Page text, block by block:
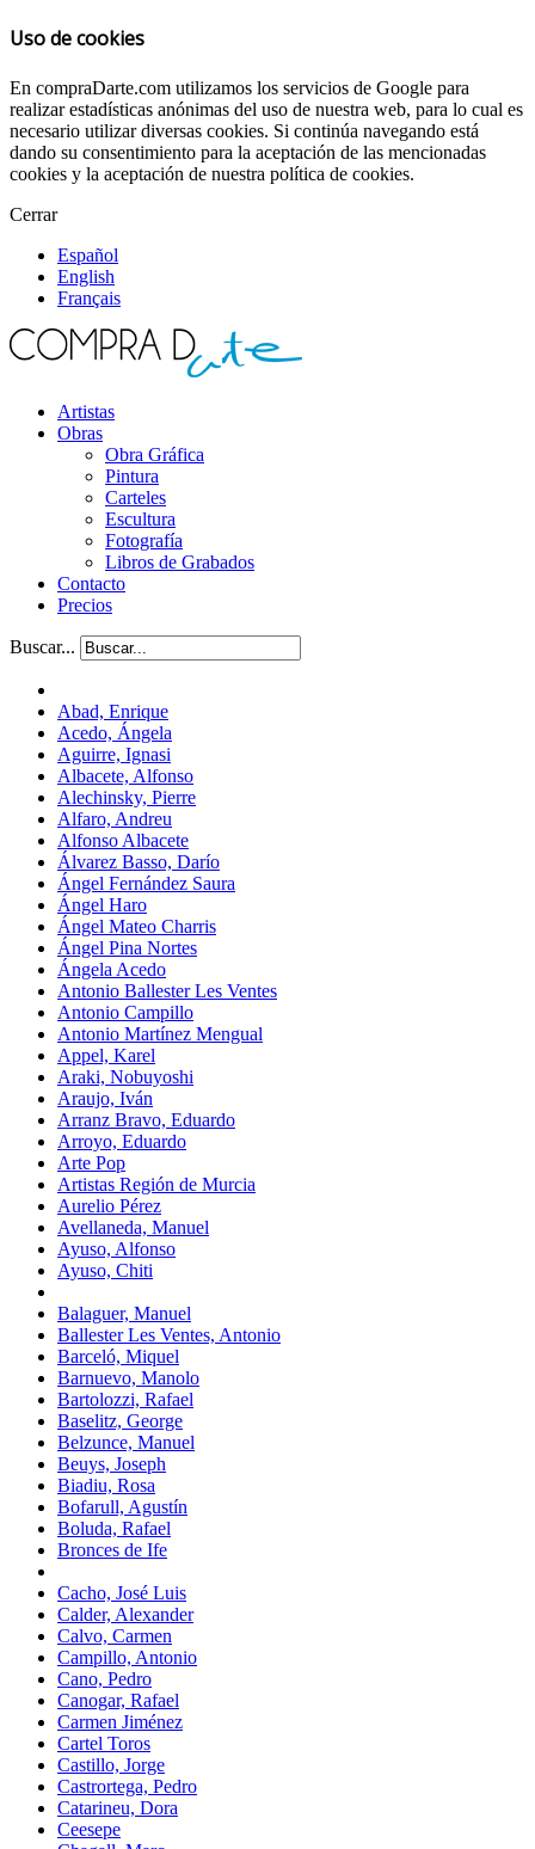
Uso de cookies
En compraDarte.com utilizamos los servicios de Google para
realizar estadísticas anónimas del uso de nuestra web, para lo cual es
necesario utilizar diversas cookies. Si continúa navegando está
dando su consentimiento para la aceptación de las mencionadas
cookies y la aceptación de nuestra política de cookies.
Cerrar
Español
English
Français
Artistas
Obras
Obra Gráfica
Pintura
Carteles
Escultura
Fotografía
Libros de Grabados
Contacto
Precios
Buscar...
Abad, Enrique
Acedo, Ángela
Aguirre, Ignasi
Albacete, Alfonso
Alechinsky, Pierre
Alfaro, Andreu
Alfonso Albacete
Álvarez Basso, Darío
Ángel Fernández Saura
Ángel Haro
Ángel Mateo Charris
Ángel Pina Nortes
Ángela Acedo
Antonio Ballester Les Ventes
Antonio Campillo
Antonio Martínez Mengual
Appel, Karel
Araki, Nobuyoshi
Araujo, Iván
Arranz Bravo, Eduardo
Arroyo, Eduardo
Arte Pop
Artistas Región de Murcia
Aurelio Pérez
Avellaneda, Manuel
Ayuso, Alfonso
Ayuso, Chiti
Balaguer, Manuel
Ballester Les Ventes, Antonio
Barceló, Miquel
Barnuevo, Manolo
Bartolozzi, Rafael
Baselitz, George
Belzunce, Manuel
Beuys, Joseph
Biadiu, Rosa
Bofarull, Agustín
Boluda, Rafael
Bronces de Ife
Cacho, José Luis
Calder, Alexander
Calvo, Carmen
Campillo, Antonio
Cano, Pedro
Canogar, Rafael
Carmen Jiménez
Cartel Toros
Castillo, Jorge
Castrortega, Pedro
Catarineu, Dora
Ceesepe